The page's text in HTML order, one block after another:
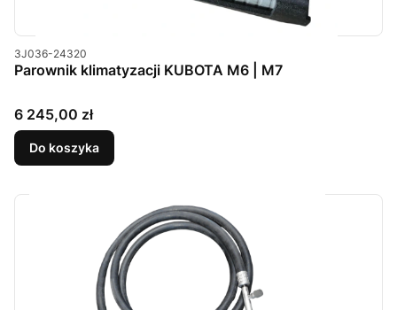
Kod produktu
3J036-24320
Parownik klimatyzacji KUBOTA M6 | M7
Cena
6 245,00 zł
Do koszyka